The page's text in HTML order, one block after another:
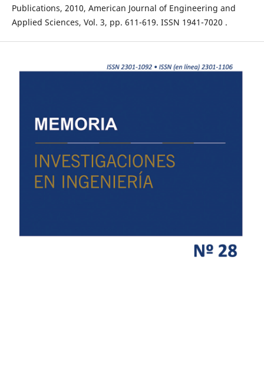
Publications, 2010, American Journal of Engineering and
Applied Sciences, Vol. 3, pp. 611-619. ISSN 1941-7020 .